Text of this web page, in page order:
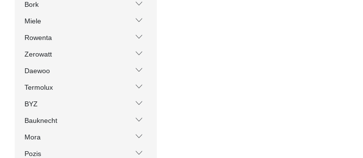
Bork
Miele
Rowenta
Zerowatt
Daewoo
Termolux
BYZ
Bauknecht
Mora
Pozis